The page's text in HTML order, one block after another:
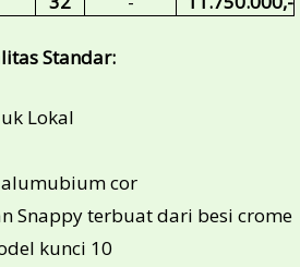
Standar:
Lokal
cor
Snappy terbuat dari besi crome
kunci 10